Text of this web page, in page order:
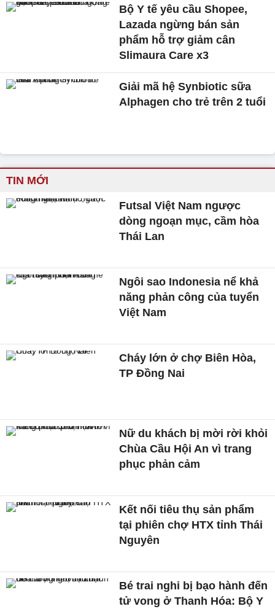
Bộ Y tế yêu cầu Shopee,
Lazada ngừng bán sản
phẩm hỗ trợ giảm cân
Slimaura Care x3
Giải mã hệ Synbiotic sữa
Alphagen cho trẻ trên 2 tuổi
TIN MỚI
Futsal Việt Nam ngược
dòng ngoạn mục, cầm hòa
Thái Lan
Ngôi sao Indonesia nể khả
năng phản công của tuyển
Việt Nam
Cháy lớn ở chợ Biên Hòa,
TP Đồng Nai
Nữ du khách bị mời rời khỏi
Chùa Cầu Hội An vì trang
phục phản cảm
Kết nối tiêu thụ sản phẩm
tại phiên chợ HTX tỉnh Thái
Nguyên
Bé trai nghi bị bạo hành đến
tử vong ở Thanh Hóa: Bộ Y